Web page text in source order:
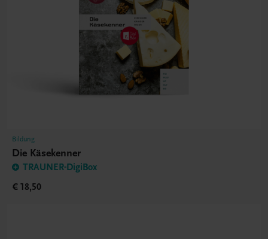
Bildung
Die Käsekenner
TRAUNER-DigiBox
€ 18,50